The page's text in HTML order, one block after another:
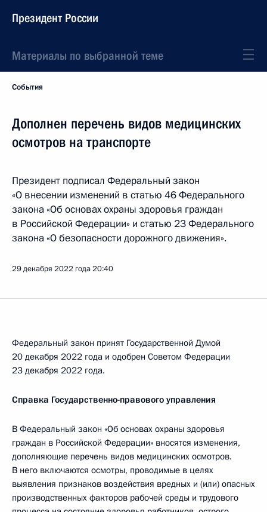
Президент России
Материалы по выбранной теме
События
Дополнен перечень видов медицинских
осмотров на транспорте
Президент подписал Федеральный закон
«О внесении изменений в статью 46 Федерального
закона «Об основах охраны здоровья граждан
в Российской Федерации» и статью 23 Федерального
закона «О безопасности дорожного движения».
29 декабря 2022 года20:40
Федеральный закон принят Государственной Думой
20 декабря 2022 года и одобрен Советом Федерации
23 декабря 2022 года.
Справка Государственно-правового управления
В Федеральный закон «Об основах охраны здоровья
граждан в Российской Федерации» вносятся изменения,
дополняющие перечень видов медицинских осмотров.
В него включаются осмотры, проводимые в целях
выявления признаков воздействия вредных и (или) опасных
производственных факторов рабочей среды и трудового